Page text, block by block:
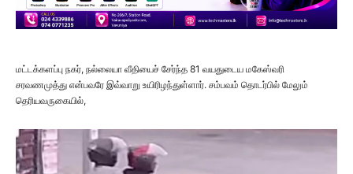
மட்டக்களப்பு நகர், நல்லையா வீதியைச் சேர்ந்த 81 வயதுடைய மகேஸ்வரி
சரவணமுத்து என்பவரே இவ்வாறு உயிரிழந்துள்ளார். சம்பவம் தொடர்பில் மேலும்
தெரியவருகையில்,